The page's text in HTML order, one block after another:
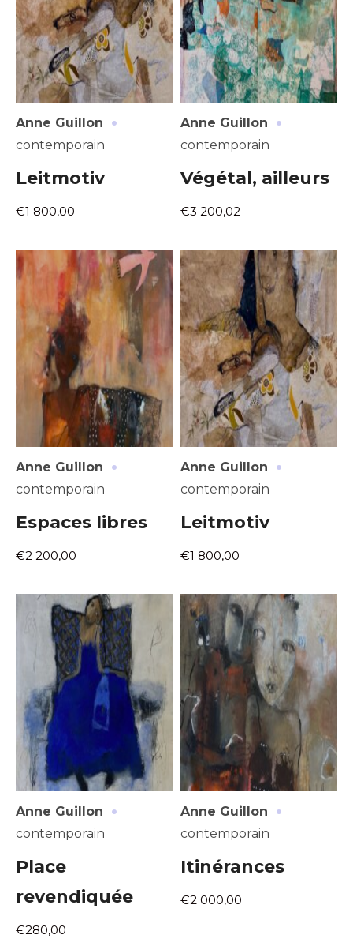
Adresse email*
Statut / Organisation
J'accepte lestermes et conditions
* Champ obligatoire
Adresse email*
Prénom
Statut / Organisation
J'accepte les termes et conditions
* Champ obligatoire
Anne Guillon ·
contemporain
Leitmotiv
€1 800,00
Anne Guillon ·
contemporain
Végétal, ailleurs
€3 200,02
Anne Guillon ·
contemporain
Espaces libres
€2 200,00
Anne Guillon ·
contemporain
Leitmotiv
€1 800,00
Anne Guillon ·
contemporain
Place
revendiquée
€280,00
Anne Guillon ·
contemporain
Itinérances
€2 000,00